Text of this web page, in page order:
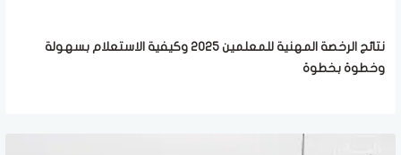
نتائج الرخصة المهنية للمعلمين 2025 وكيفية الاستعلام بسهولة
وخطوة بخطوة